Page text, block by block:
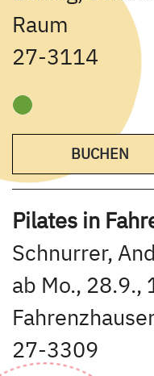
Raum
27-3114
BUCHEN
Pilates in
Schnurrer,
ab Mo., 28.9.,
27-3309